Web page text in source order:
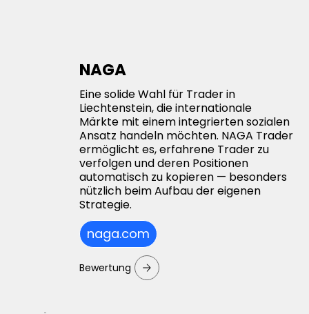
NAGA
Eine solide Wahl für Trader in
Liechtenstein, die internationale
Märkte mit einem integrierten sozialen
Ansatz handeln möchten. NAGA Trader
ermöglicht es, erfahrene Trader zu
verfolgen und deren Positionen
automatisch zu kopieren — besonders
nützlich beim Aufbau der eigenen
Strategie.
naga.com
Bewertung